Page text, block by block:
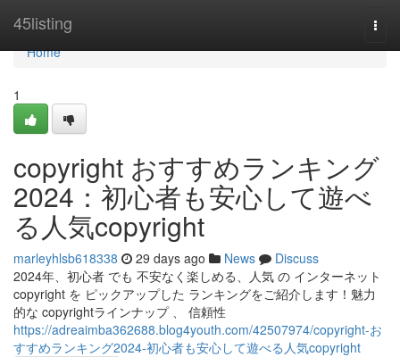
45listing
Home
Home
1
copyright おすすめランキング
2024：初心者も安心して遊べ
る人気copyright
marleyhlsb618338 29 days ago News
Discuss
2024年、初心者 でも 不安なく楽しめる、人気 の インターネット
copyright を ピックアップした ランキングをご紹介します！魅力
的な copyrightラインナップ 、 信頼性
https://adreaimba362688.blog4youth.com/42507974/copyright-お
すすめランキング2024-初心者も安心して遊べる人気copyright